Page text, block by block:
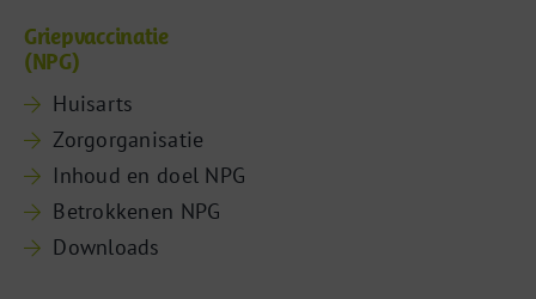
Griepvaccinatie
(NPG)
Huisarts
Zorgorganisatie
Inhoud en doel NPG
Betrokkenen NPG
Downloads